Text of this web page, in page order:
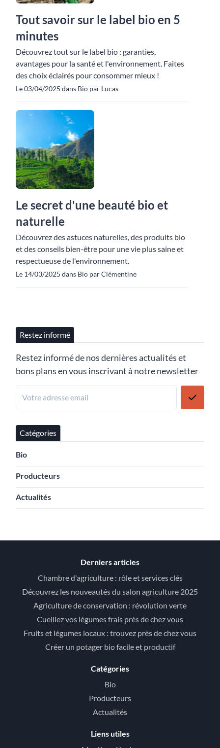
Tout savoir sur le label bio en 5
minutes
Découvrez tout sur le label bio : garanties,
avantages pour la santé et l'environnement. Faites
des choix éclairés pour consommer mieux !
Le 03/04/2025 dans Bio par Lucas
Le secret d'une beauté bio et
naturelle
Découvrez des astuces naturelles, des produits bio
et des conseils bien-être pour une vie plus saine et
respectueuse de l'environnement.
Le 14/03/2025 dans Bio par Clémentine
Restez informé
Restez informé de nos dernières actualités et
bons plans en vous inscrivant à notre newsletter
Catégories
Bio
Producteurs
Actualités
Derniers articles
Chambre d'agriculture : rôle et services clés
Découvrez les nouveautés du salon agriculture 2025
Agriculture de conservation : révolution verte
Cueillez vos légumes frais près de chez vous
Fruits et légumes locaux : trouvez près de chez vous
Créer un potager bio facile et productif
Catégories
Bio
Producteurs
Actualités
Liens utiles